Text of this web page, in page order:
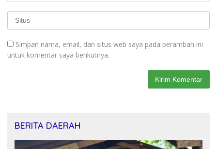
Simpan nama, email, dan situs web saya pada peramban ini
untuk komentar saya berikutnya.
BERITA DAERAH